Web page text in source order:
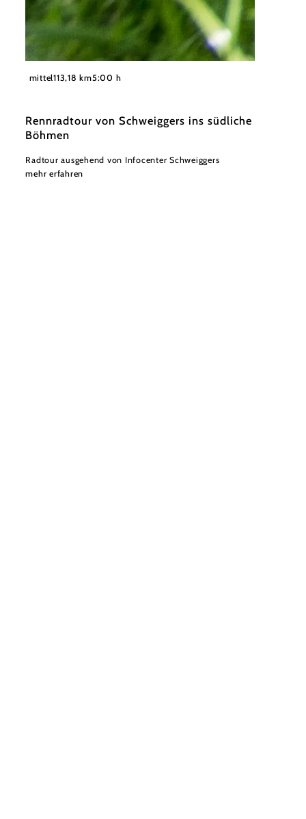
Marktgemeinde Schweiggers
mittel113,18 km5:00 h
Rennradtour von Schweiggers ins südliche
Böhmen
Radtour ausgehend von Infocenter Schweiggers
mehr erfahren